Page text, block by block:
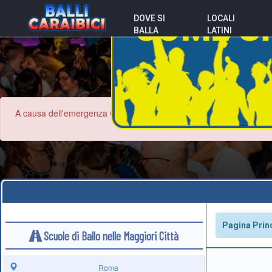
DOVE SI
BALLA
LOCALI
LATINI
A causa dell'emergenza Coronavirus le informazioni contenute
Scuole di Ballo nelle Maggiori Città
Roma
Pagina